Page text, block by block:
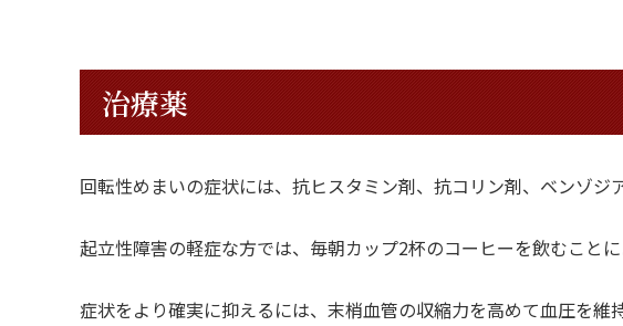
治療薬
回転性めまいの症状には、抗ヒスタミン剤、抗コリン剤、ベンゾジ
起立性障害の軽症な方では、毎朝カップ2杯のコーヒーを飲むこと
症状をより確実に抑えるには、末梢血管の収縮力を高めて血圧を